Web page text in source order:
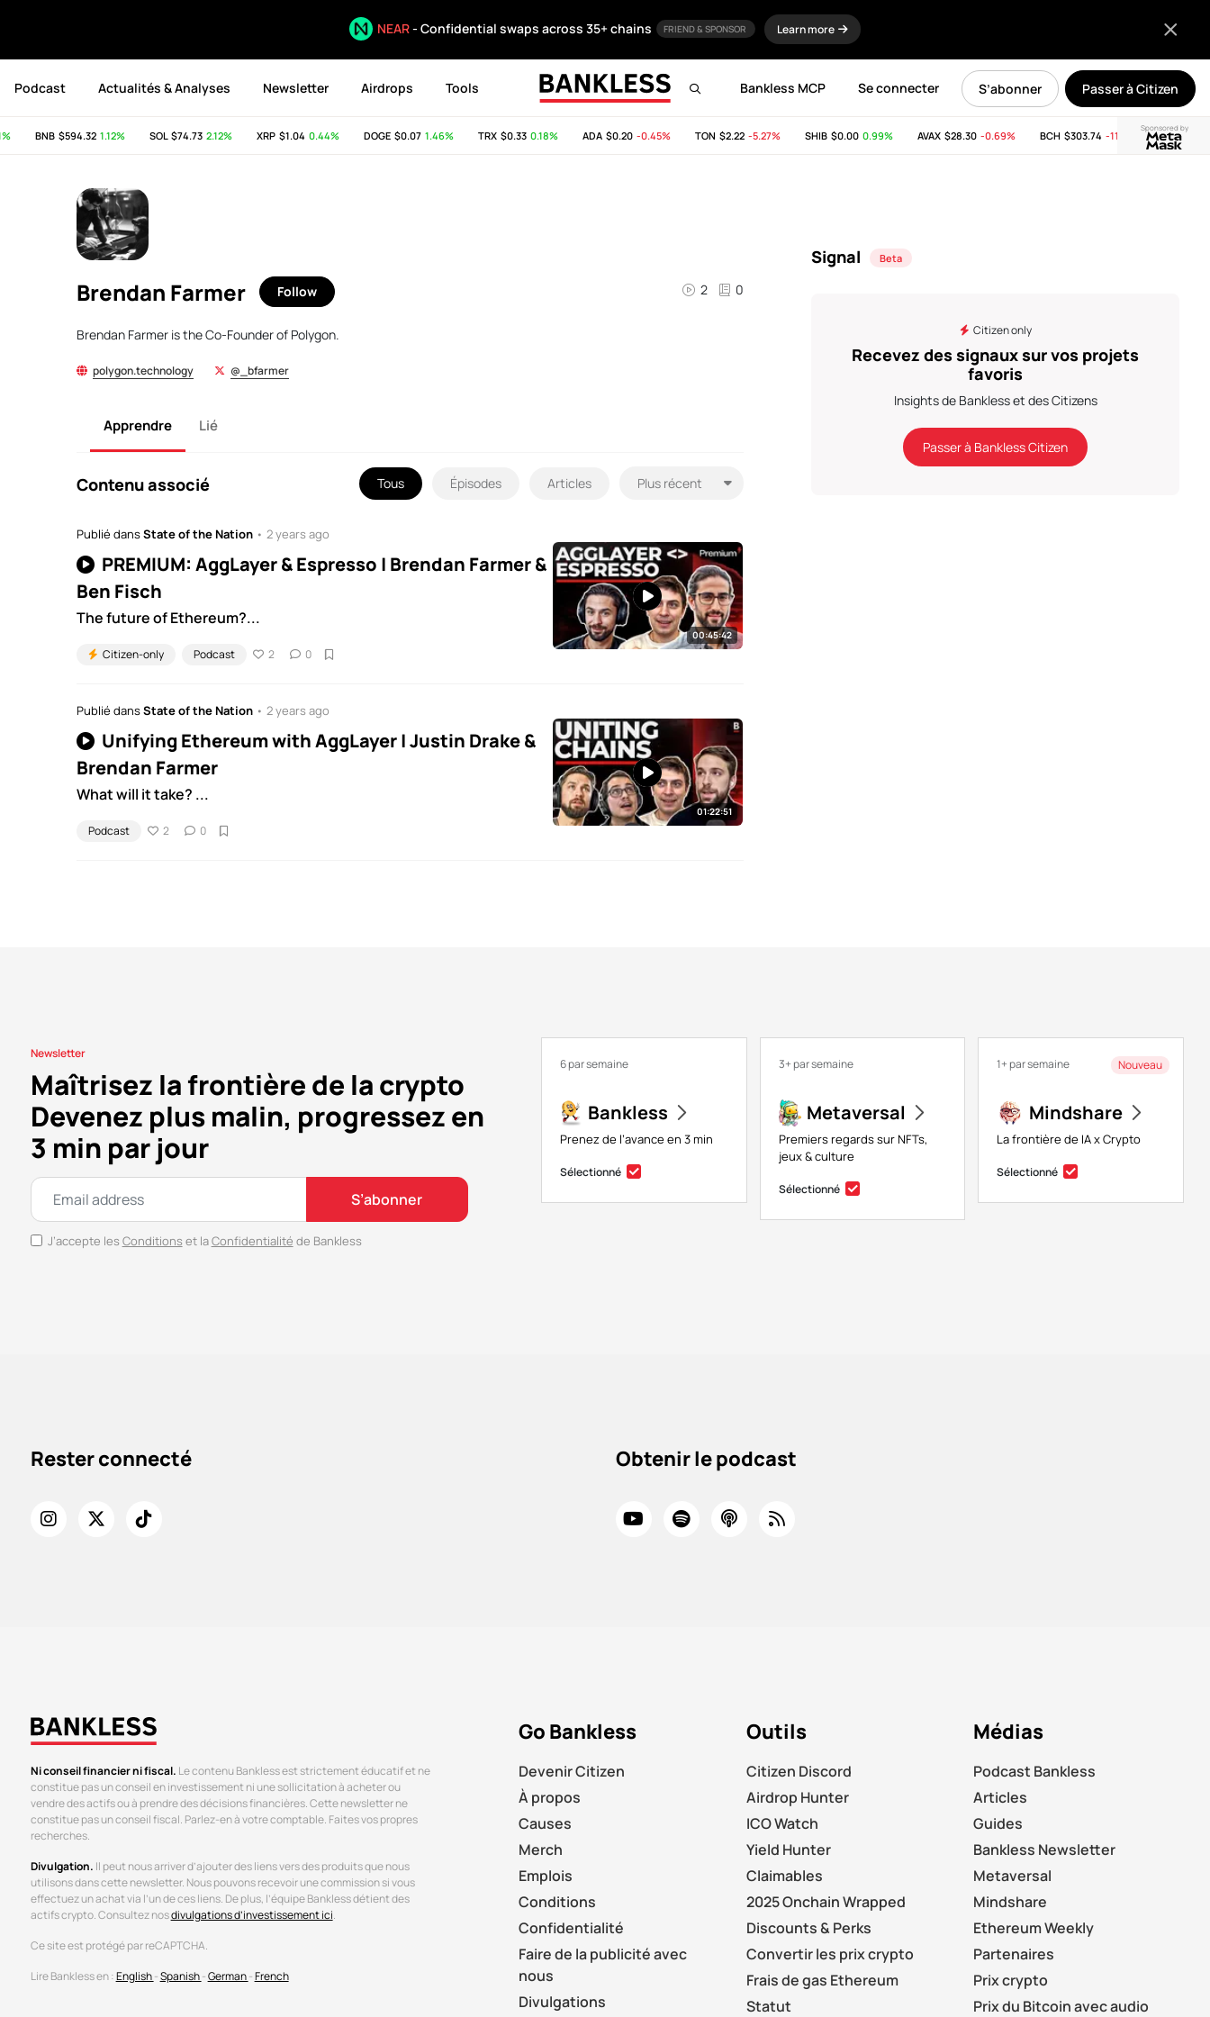
NEAR- Confidential swaps across 35+ chains FRIEND & SPONSOR Learn more
Podcast Actualités & Analyses Newsletter Airdrops Tools Passer à Citizen
S’abonner
Se connecter
Bankless MCP
Sponsored by
BNB$594.32 1.12% SOL$74.73 2.12% XRP$1.04 0.44% DOGE$0.07 1.46% TRX$0.33 0.18% ADA$0.20 -0.45% TON$2.22 -5.27% SHIB$0.00 0.99% AVAX$28.30 -0.69% BCH$303.74 -11.53% LINK $8.26
Brendan Farmer Follow 2 0
Brendan Farmer is the Co-Founder of Polygon.
polygon.technology @_bfarmer
Apprendre Lié
Contenu associé Tous Épisodes Articles
Publié dansState of the Nation • 2 years ago
PREMIUM: AggLayer & Espresso | Brendan Farmer &
Ben Fisch
The future of Ethereum?...
Citizen-only Podcast 2 0
00:45:42
Publié dansState of the Nation • 2 years ago
Unifying Ethereum with AggLayer | Justin Drake &
Brendan Farmer
What will it take? ...
Podcast 2 0
01:22:51
Signal Beta
Citizen only
Recevez des signaux sur vos projets
favoris
Insights de Bankless et des Citizens
Passer à Bankless Citizen
Newsletter
Maîtrisez la frontière de la crypto
Devenez plus malin, progressez en
3 min par jour
S’abonner
J’accepte les Conditions et laConfidentialité de Bankless
6 par semaine
Bankless
Prenez de l’avance en 3 min
Sélectionné
3+ par semaine
Metaversal
Premiers regards sur NFTs,
jeux & culture
Sélectionné
Nouveau
1+ par semaine
Mindshare
La frontière de IA x Crypto
Sélectionné
Rester connecté Obtenir le podcast
Ni conseil financier ni fiscal. Le contenu Bankless est strictement éducatif et ne
constitue pas un conseil en investissement ni une sollicitation à acheter ou
vendre des actifs ou à prendre des décisions financières. Cette newsletter ne
constitue pas un conseil fiscal. Parlez-en à votre comptable. Faites vos propres
recherches.
Divulgation. Il peut nous arriver d’ajouter des liens vers des produits que nous
utilisons dans cette newsletter. Nous pouvons recevoir une commission si vous
effectuez un achat via l’un de ces liens. De plus, l’équipe Bankless détient des
actifs crypto. Consultez nosdivulgations d’investissement ici.
Ce site est protégé par reCAPTCHA.
Lire Bankless en :English-Spanish-German-French
Go Bankless
Devenir Citizen
À propos
Causes
Merch
Emplois
Conditions
Confidentialité
Faire de la publicité avec
nous
Divulgations
Outils
Citizen Discord
Airdrop Hunter
ICO Watch
Yield Hunter
Claimables
2025 Onchain Wrapped
Discounts & Perks
Convertir les prix crypto
Frais de gas Ethereum
Statut
Médias
Podcast Bankless
Articles
Guides
Bankless Newsletter
Metaversal
Mindshare
Ethereum Weekly
Partenaires
Prix crypto
Prix du Bitcoin avec audio